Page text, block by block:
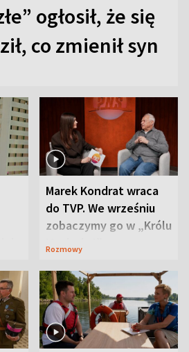
ogłosił, że się
co zmienił syn
Marek Kondrat wraca
do TVP. We wrześniu
zobaczymy go w „Królu
Maciusiu I”
Rozmowy